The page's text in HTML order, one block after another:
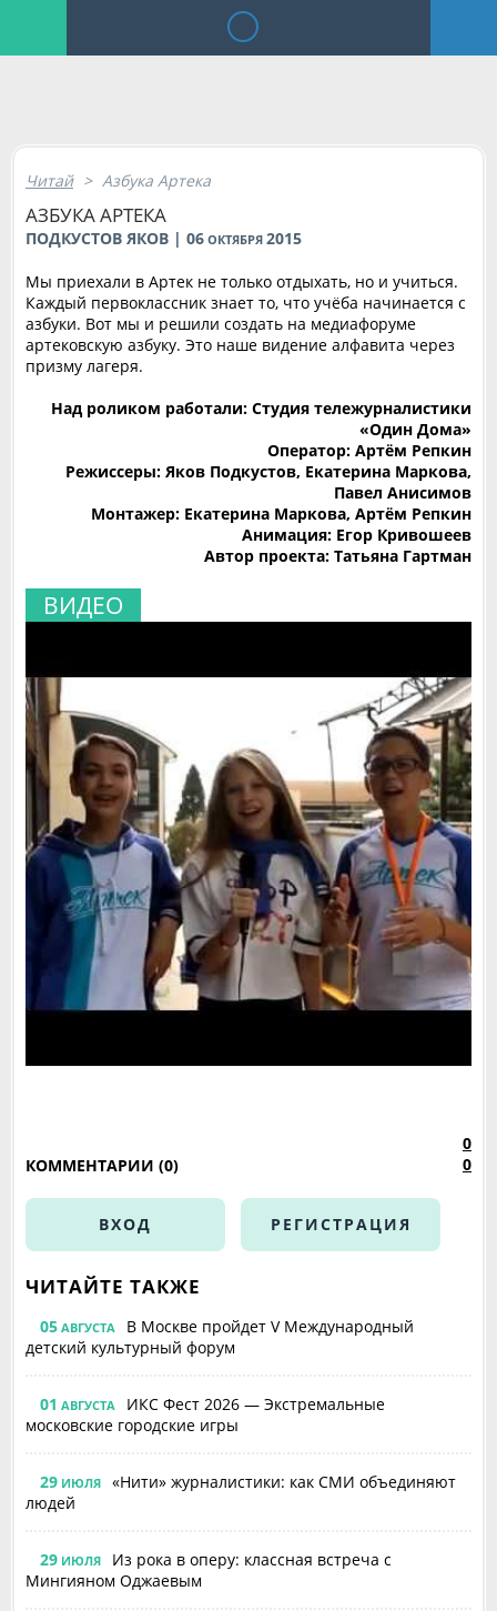
Читай > Азбука Артека
АЗБУКА АРТЕКА
ПОДКУСТОВ ЯКОВ | 06 ОКТЯБРЯ 2015
Мы приехали в Артек не только отдыхать, но и учиться.
Каждый первоклассник знает то, что учёба начинается с
азбуки. Вот мы и решили создать на медиафоруме
артековскую азбуку. Это наше видение алфавита через
призму лагеря.
Над роликом работали: Студия тележурналистики
«Один Дома»
Оператор: Артём Репкин
Режиссеры: Яков Подкустов, Екатерина Маркова,
Павел Анисимов
Монтажер: Екатерина Маркова, Артём Репкин
Анимация: Егор Кривошеев
Автор проекта: Татьяна Гартман
ВИДЕО
0
0
КОММЕНТАРИИ (0)
ВХОД РЕГИСТРАЦИЯ
ЧИТАЙТЕ ТАКЖЕ
05 АВГУСТА
В Москве пройдет V Международный
детский культурный форум
01 АВГУСТА
ИКС Фест 2026 — Экстремальные
московские городские игры
29 ИЮЛЯ
«Нити» журналистики: как СМИ объединяют
людей
29 ИЮЛЯ
Из рока в оперу: классная встреча с
Мингияном Оджаевым